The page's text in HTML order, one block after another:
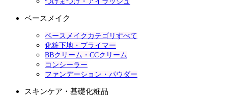
ベースメイク
ベースメイクカテゴリすべて
化粧下地・プライマー
BBクリーム・CCクリーム
コンシーラー
ファンデーション・パウダー
スキンケア・基礎化粧品